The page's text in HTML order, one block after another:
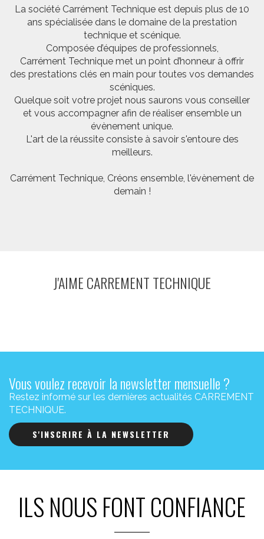
La société Carrément Technique est depuis plus de 10
ans spécialisée dans le domaine de la prestation
technique et scénique.
Composée d’équipes de professionnels,
Carrément Technique met un point d’honneur à offrir
des prestations clés en main pour toutes vos demandes
scéniques.
Quelque soit votre projet nous saurons vous conseiller
et vous accompagner afin de réaliser ensemble un
évènement unique.
L'art de la réussite consiste à savoir s'entoure des
meilleurs.
Carrément Technique, Créons ensemble, l'évènement de
demain !
J'AIME CARREMENT TECHNIQUE
Vous voulez recevoir la newsletter mensuelle ?
Restez informé sur les dernières actualités CARREMENT
TECHNIQUE.
S'INSCRIRE À LA NEWSLETTER
ILS NOUS FONT CONFIANCE